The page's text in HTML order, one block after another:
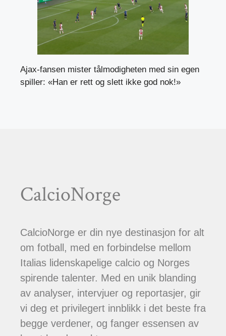
Ajax-fansen mister tålmodigheten med sin egen
spiller: «Han er rett og slett ikke god nok!»
CalcioNorge
CalcioNorge er din nye destinasjon for alt
om fotball, med en forbindelse mellom
Italias lidenskapelige calcio og Norges
spirende talenter. Med en unik blanding
av analyser, intervjuer og reportasjer, gir
vi deg et privilegert innblikk i det beste fra
begge verdener, og fanger essensen av